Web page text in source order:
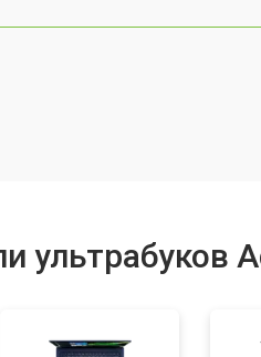
ультрабуков